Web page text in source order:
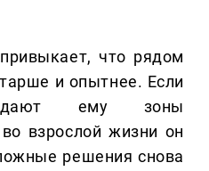
что рядом
и опытнее. Если
ему зоны
взрослой жизни он
решения снова